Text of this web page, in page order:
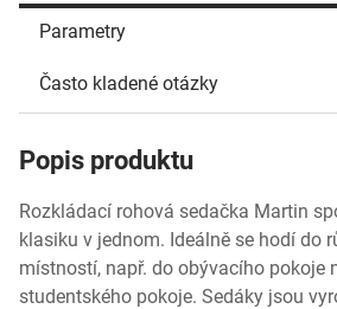
Parametry
Často kladené otázky
Popis produktu
Rozkládací rohová sedačka Martin
klasiku v jednom. Ideálně se hodí do
místností, např. do obývacího pokoje
studentského pokoje. Sedáky jsou